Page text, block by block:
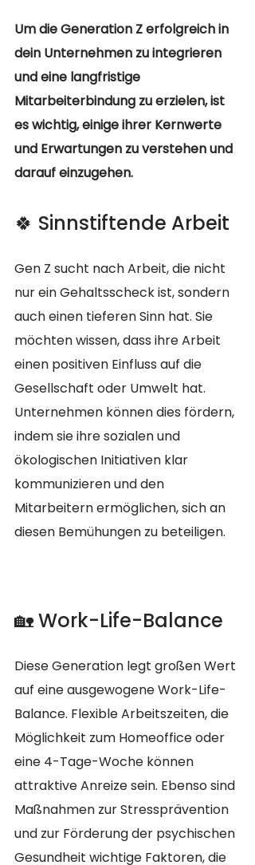
Um die Generation Z erfolgreich in
dein Unternehmen zu integrieren
und eine langfristige
Mitarbeiterbindung zu erzielen, ist
es wichtig, einige ihrer Kernwerte
und Erwartungen zu verstehen und
darauf einzugehen.
🍀 Sinnstiftende Arbeit
Gen Z sucht nach Arbeit, die nicht
nur ein Gehaltsscheck ist, sondern
auch einen tieferen Sinn hat. Sie
möchten wissen, dass ihre Arbeit
einen positiven Einfluss auf die
Gesellschaft oder Umwelt hat.
Unternehmen können dies fördern,
indem sie ihre sozialen und
ökologischen Initiativen klar
kommunizieren und den
Mitarbeitern ermöglichen, sich an
diesen Bemühungen zu beteiligen.
🏡 Work-Life-Balance
Diese Generation legt großen Wert
auf eine ausgewogene Work-Life-
Balance. Flexible Arbeitszeiten, die
Möglichkeit zum Homeoffice oder
eine 4-Tage-Woche können
attraktive Anreize sein. Ebenso sind
Maßnahmen zur Stressprävention
und zur Förderung der psychischen
Gesundheit wichtige Faktoren, die